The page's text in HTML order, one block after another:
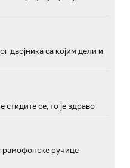
двојника са којим дели и
стидите се, то је здраво
ручице